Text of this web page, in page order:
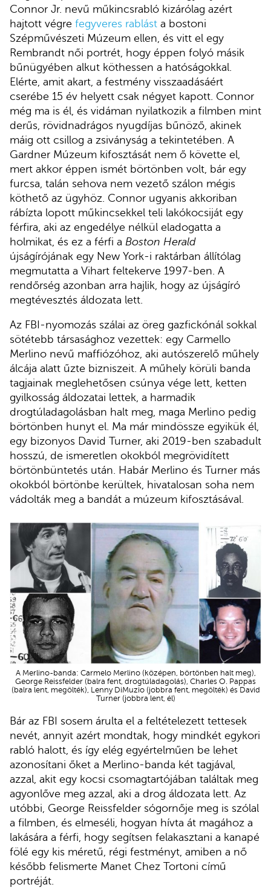
Connor Jr. nevű műkincsrabló kizárólag azért
hajtott végre fegyveres rablást a bostoni
Szépművészeti Múzeum ellen, és vitt el egy
Rembrandt női portrét, hogy éppen folyó másik
bűnügyében alkut köthessen a hatóságokkal.
Elérte, amit akart, a festmény visszaadásáért
cserébe 15 év helyett csak négyet kapott. Connor
még ma is él, és vidáman nyilatkozik a filmben mint
derűs, rövidnadrágos nyugdíjas bűnöző, akinek
máig ott csillog a zsiványság a tekintetében. A
Gardner Múzeum kifosztását nem ő követte el,
mert akkor éppen ismét börtönben volt, bár egy
furcsa, talán sehova nem vezető szálon mégis
köthető az ügyhöz. Connor ugyanis akkoriban
rábízta lopott műkincsekkel teli lakókocsiját egy
férfira, aki az engedélye nélkül eladogatta a
holmikat, és ez a férfi a Boston Herald
újságírójának egy New York-i raktárban állítólag
megmutatta a Vihart feltekerve 1997-ben. A
rendőrség azonban arra hajlik, hogy az újságíró
megtévesztés áldozata lett.
Az FBI-nyomozás szálai az öreg gazfickónál sokkal
sötétebb társasághoz vezettek: egy Carmello
Merlino nevű maffiózóhoz, aki autószerelő műhely
álcája alatt űzte bizniszeit. A műhely körüli banda
tagjainak meglehetősen csúnya vége lett, ketten
gyilkosság áldozatai lettek, a harmadik
drogtúladagolásban halt meg, maga Merlino pedig
börtönben hunyt el. Ma már mindössze egyikük él,
egy bizonyos David Turner, aki 2019-ben szabadult
hosszú, de ismeretlen okokból megrövidített
börtönbüntetés után. Habár Merlino és Turner más
okokból börtönbe kerültek, hivatalosan soha nem
vádolták meg a bandát a múzeum kifosztásával.
A Merlino-banda: Carmelo Merlino (középen, börtönben halt meg),
George Reissfelder (balra fent, drogtúladagolás), Charles O. Pappas
(balra lent, megölték), Lenny DiMuzio (jobbra fent, megölték) és David
Turner (jobbra lent, él)
Bár az FBI sosem árulta el a feltételezett tettesek
nevét, annyit azért mondtak, hogy mindkét egykori
rabló halott, és így elég egyértelműen be lehet
azonosítani őket a Merlino-banda két tagjával,
azzal, akit egy kocsi csomagtartójában találtak meg
agyonlőve meg azzal, aki a drog áldozata lett. Az
utóbbi, George Reissfelder sógornője meg is szólal
a filmben, és elmeséli, hogyan hívta át magához a
lakására a férfi, hogy segítsen felakasztani a kanapé
fölé egy kis méretű, régi festményt, amiben a nő
később felismerte Manet Chez Tortoni című
portréját.